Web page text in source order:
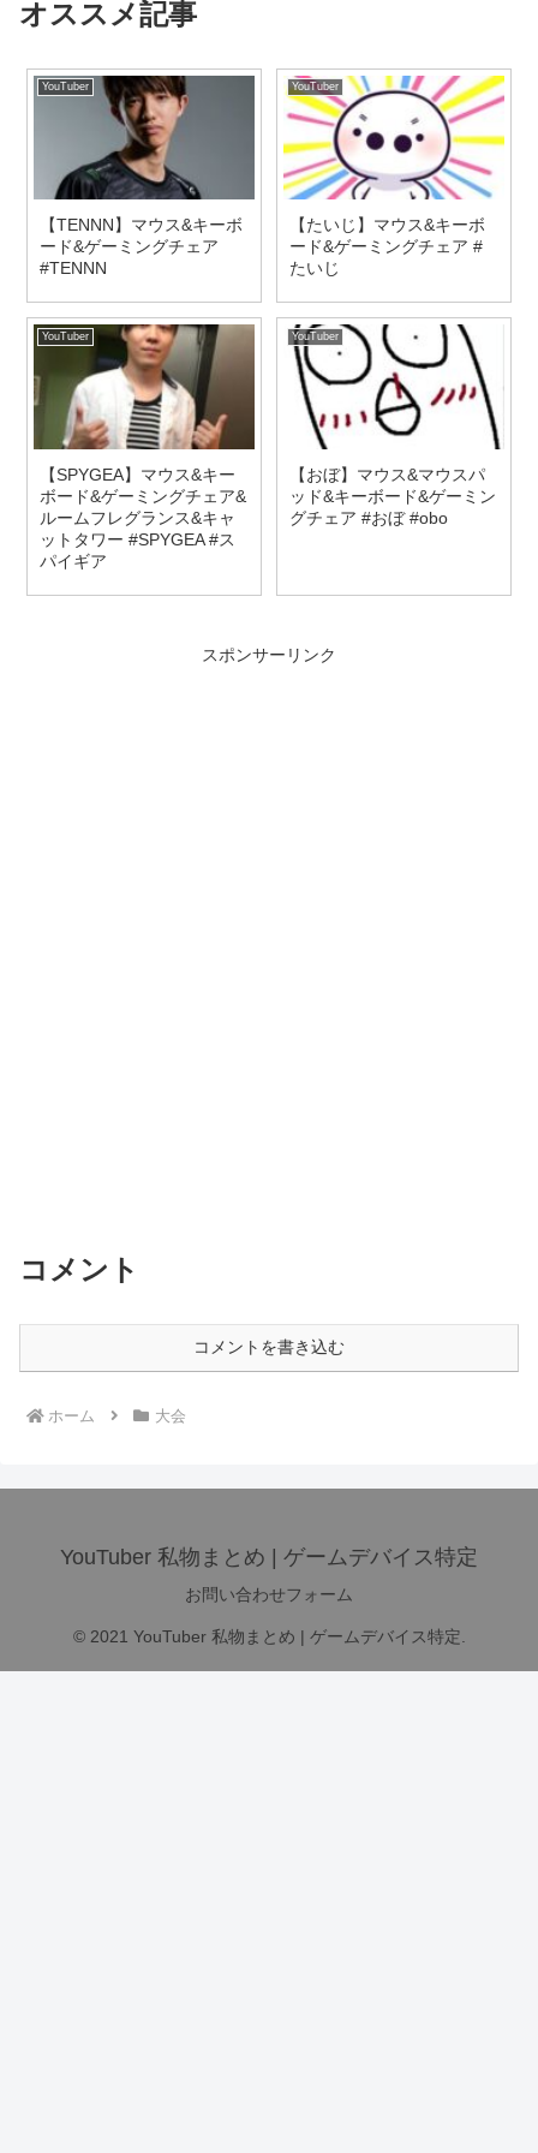
オススメ記事
YouTuber
【TENNN】マウス&キーボ
ード&ゲーミングチェア
#TENNN
YouTuber
【たいじ】マウス&キーボ
ード&ゲーミングチェア #
たいじ
YouTuber
【SPYGEA】マウス&キー
ボード&ゲーミングチェア&
ルームフレグランス&キャ
ットタワー #SPYGEA #ス
パイギア
YouTuber
【おぼ】マウス&マウスパ
ッド&キーボード&ゲーミン
グチェア #おぼ #obo
スポンサーリンク
コメント
コメントを書き込む
ホーム 大会
YouTuber 私物まとめ | ゲームデバイス特定
お問い合わせフォーム
© 2021 YouTuber 私物まとめ | ゲームデバイス特定.